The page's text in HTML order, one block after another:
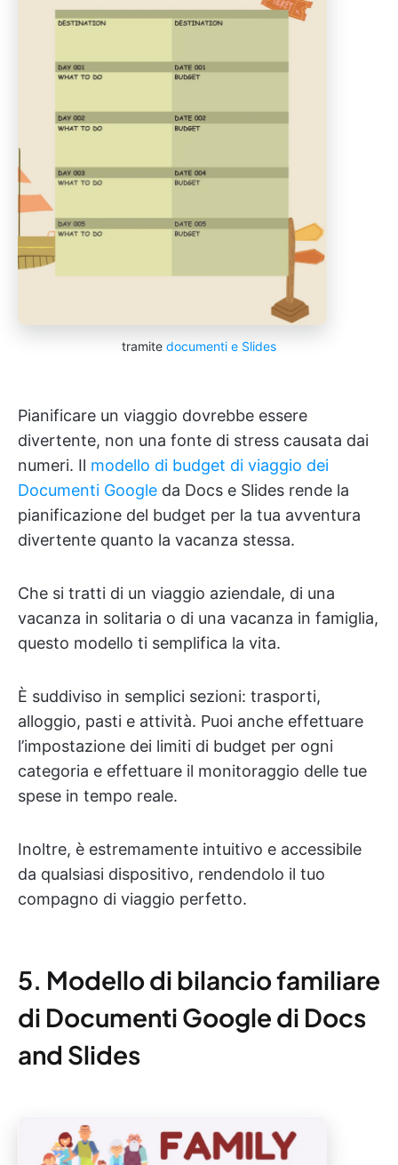
tramite documenti e Slides
Pianificare un viaggio dovrebbe essere
divertente, non una fonte di stress causata dai
numeri. Il modello di budget di viaggio dei
Documenti Google da Docs e Slides rende la
pianificazione del budget per la tua avventura
divertente quanto la vacanza stessa.
Che si tratti di un viaggio aziendale, di una
vacanza in solitaria o di una vacanza in famiglia,
questo modello ti semplifica la vita.
È suddiviso in semplici sezioni: trasporti,
alloggio, pasti e attività. Puoi anche effettuare
l’impostazione dei limiti di budget per ogni
categoria e effettuare il monitoraggio delle tue
spese in tempo reale.
Inoltre, è estremamente intuitivo e accessibile
da qualsiasi dispositivo, rendendolo il tuo
compagno di viaggio perfetto.
5. Modello di bilancio familiare
di Documenti Google di Docs
and Slides